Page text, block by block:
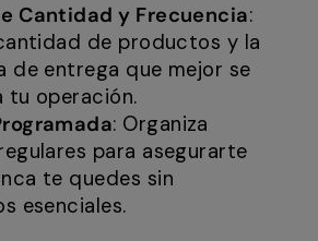
Cantidad y Frecuencia:
de productos y la
de entrega que mejor se
tu operación.
: Organiza
para asegurarte
te quedes sin
esenciales.